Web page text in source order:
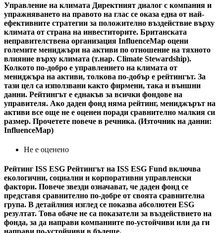
Управление на климата Директният диалог с компания и
упражняването на правото на глас се оказа една от най-
ефективните стратегии за положително въздействие върху
климата от страна на инвеститорите. Британската
неправителствена организация InfluenceMap оцени
големите мениджъри на активи по отношение на тяхното
влияние върху климата (т.нар. Climate Stewardship).
Колкото по-добро е управлението на климата от
мениджъра на активи, толкова по-добър е рейтингът. За
тази цел са използвани както фирмени, така и външни
данни. Рейтингът е еднакъв за всички фондове на
управителя. Ако даден фонд няма рейтинг, мениджърът на
активи все още не е оценен поради сравнително малкия си
размер. Прочетете повече в речника. (Източник на данни:
InfluenceMap)
Не е оценено
Рейтинг ISS ESG Рейтингът на ISS ESG Fund включва
екологични, социални и корпоративни управленски
фактори. Повече звезди означават, че даден фонд се
представя сравнително по-добре от своята сравнителна
група. В детайлния изглед се показва абсолютен ESG
резултат. Това обаче не са показатели за въздействието на
фонда, за да направи компаниите по-устойчиви или да ги
направи по-устойчиви в бъдеще.